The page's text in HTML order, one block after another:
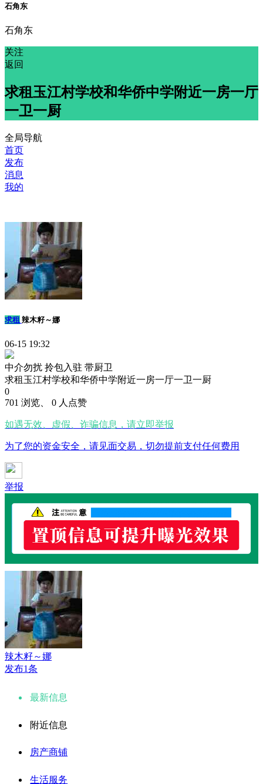
石角东
石角东
关注
返回
求租玉江村学校和华侨中学附近一房一厅
一卫一厨
全局导航
首页
发布
消息
我的
求租 辣木籽～娜
06-15 19:32
中介勿扰 拎包入驻 带厨卫
求租玉江村学校和华侨中学附近一房一厅一卫一厨
0
701 浏览、 0 人点赞
如遇无效、虚假、诈骗信息，请立即举报
为了您的资金安全，请见面交易，切勿提前支付任何费用
举报
辣木籽～娜
发布1条
最新信息
附近信息
房产商铺
生活服务